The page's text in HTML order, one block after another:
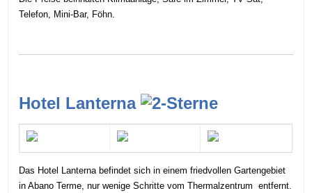
Telefon, Mini-Bar, Föhn.
Hotel Lanterna
Das Hotel Lanterna befindet sich in einem friedvollen Gartengebiet
in Abano Terme, nur wenige Schritte vom Thermalzentrum entfernt.